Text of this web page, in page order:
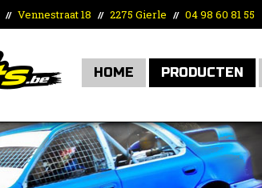
// Vennestraat 18 // 2275 Gierle // 04 98 60 81 55
HOME PRODUCTEN